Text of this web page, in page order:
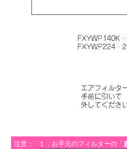
注意： １．お手元のフィルターの「